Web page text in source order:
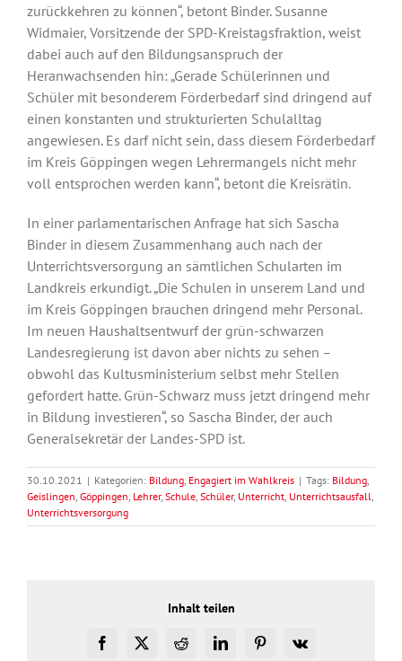
zurückkehren zu können“, betont Binder. Susanne
Widmaier, Vorsitzende der SPD-Kreistagsfraktion, weist
dabei auch auf den Bildungsanspruch der
Heranwachsenden hin: „Gerade Schülerinnen und
Schüler mit besonderem Förderbedarf sind dringend auf
einen konstanten und strukturierten Schulalltag
angewiesen. Es darf nicht sein, dass diesem Förderbedarf
im Kreis Göppingen wegen Lehrermangels nicht mehr
voll entsprochen werden kann“, betont die Kreisrätin.
In einer parlamentarischen Anfrage hat sich Sascha
Binder in diesem Zusammenhang auch nach der
Unterrichtsversorgung an sämtlichen Schularten im
Landkreis erkundigt. „Die Schulen in unserem Land und
im Kreis Göppingen brauchen dringend mehr Personal.
Im neuen Haushaltsentwurf der grün-schwarzen
Landesregierung ist davon aber nichts zu sehen –
obwohl das Kultusministerium selbst mehr Stellen
gefordert hatte. Grün-Schwarz muss jetzt dringend mehr
in Bildung investieren“, so Sascha Binder, der auch
Generalsekretär der Landes-SPD ist.
30.10.2021 | Kategorien: Bildung Engagiert im Wahlkreis | Tags: Bildung
Geislingen Göppingen Lehrer, Schule Schüler, Unterricht Unterrichtsausfall
Unterrichtsversorgung
Inhalt teilen
Facebook
X RedditLinkedInPinterest
Vk